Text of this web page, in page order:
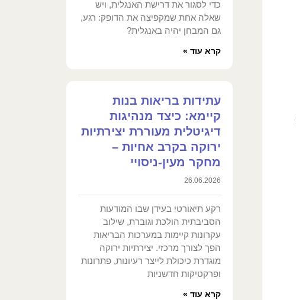
כדי לסגור את דרישת האנגלית, ויש
שאלה אחת שמקפיצה את הדופק: רגע,
גם המבחן יהיה באנגלית?
קרא עוד »
עתידות בריאות בנות
קיימא: כיצד מנהיגות
דיגיטלית מעוררת יצירתיות
ירוקה בקרב אחיות –
מחקר מעין-ניסויי
26.06.2026
רקע תיאורטי בעידן שבו המודעות
הסביבתית הולכת וגוברת, שילוב
עקרונות קיימות במערכות הבריאות
הפך לצורך מרכזי. יצירתיות ירוקה
מוגדרת כיכולת לייצר רעיונות, פתרונות
ופרקטיקות חדשניות
קרא עוד »